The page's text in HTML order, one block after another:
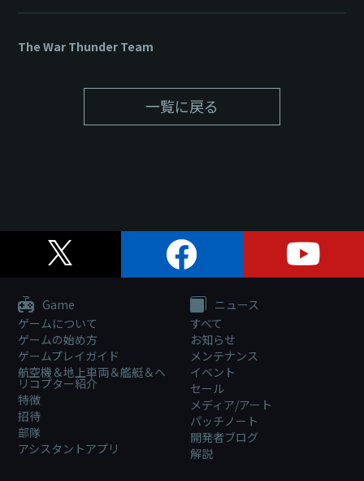
The War Thunder Team
一覧に戻る
Game
ゲームについて
ゲームの始め方
ゲームプレイガイド
航空機＆地上車両＆艦艇＆ヘ
リコプター紹介
特徴
招待
部隊
アシスタントアプリ
ニュース
すべて
お知らせ
メンテナンス
イベント
セール
メディア/アート
パッチノート
開発者ブログ
解説